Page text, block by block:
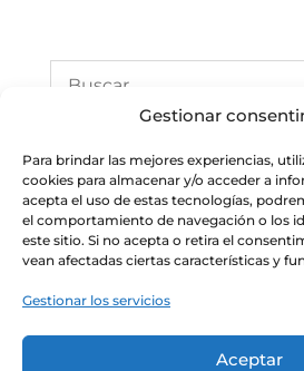
Gestionar
Para brindar las mejores experiencias,
cookies para almacenar y/o acceder a
acepta el uso de estas tecnologías,
el comportamiento de navegación o los
este sitio. Si no acepta o retira el
vean afectadas ciertas características y
Gestionar los servicios
Aceptar
Precio
mínimo
Filtrar
Embalajes especiales regalo
Envíos